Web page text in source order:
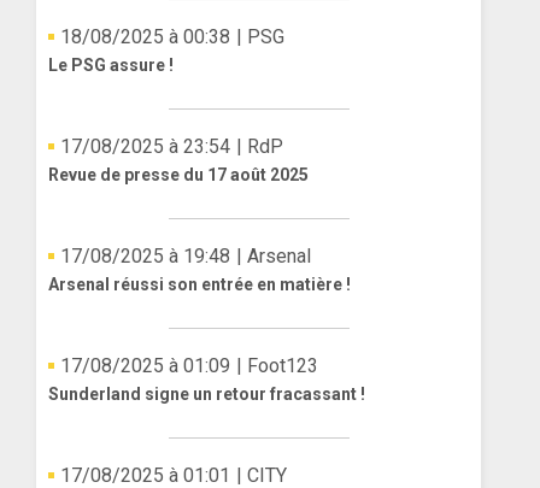
18/08/2025 à 00:38 | PSG
Le PSG assure !
17/08/2025 à 23:54 | RdP
Revue de presse du 17 août 2025
17/08/2025 à 19:48 | Arsenal
Arsenal réussi son entrée en matière !
17/08/2025 à 01:09 | Foot123
Sunderland signe un retour fracassant !
17/08/2025 à 01:01 | CITY